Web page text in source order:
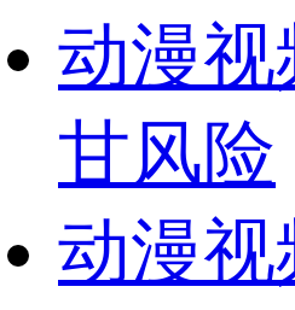
动漫视
甘风险
动漫视